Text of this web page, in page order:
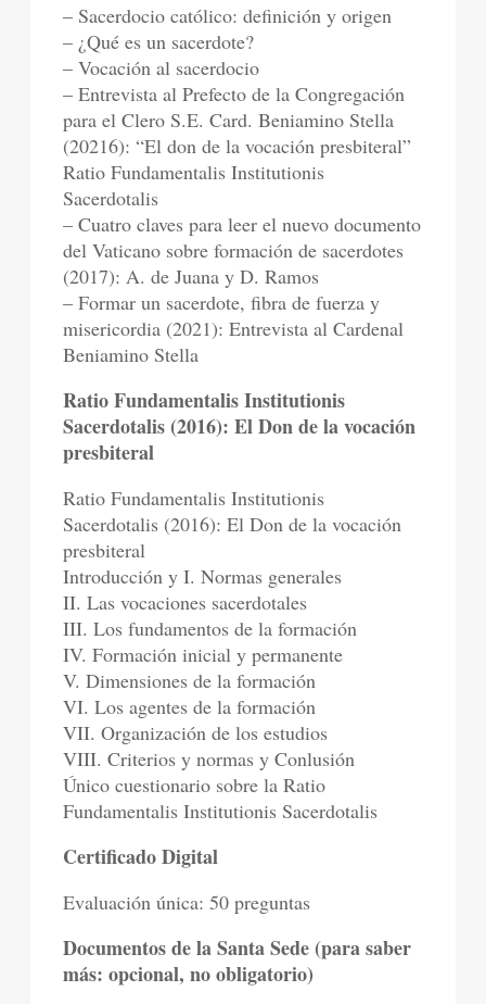
– Sacerdocio católico: definición y origen
– ¿Qué es un sacerdote?
– Vocación al sacerdocio
– Entrevista al Prefecto de la Congregación
para el Clero S.E. Card. Beniamino Stella
(20216): “El don de la vocación presbiteral”
Ratio Fundamentalis Institutionis
Sacerdotalis
– Cuatro claves para leer el nuevo documento
del Vaticano sobre formación de sacerdotes
(2017): A. de Juana y D. Ramos
– Formar un sacerdote, fibra de fuerza y
misericordia (2021): Entrevista al Cardenal
Beniamino Stella
Ratio Fundamentalis Institutionis
Sacerdotalis (2016): El Don de la vocación
presbiteral
Ratio Fundamentalis Institutionis
Sacerdotalis (2016): El Don de la vocación
presbiteral
Introducción y I. Normas generales
II. Las vocaciones sacerdotales
III. Los fundamentos de la formación
IV. Formación inicial y permanente
V. Dimensiones de la formación
VI. Los agentes de la formación
VII. Organización de los estudios
VIII. Criterios y normas y Conlusión
Único cuestionario sobre la Ratio
Fundamentalis Institutionis Sacerdotalis
Certificado Digital
Evaluación única: 50 preguntas
Documentos de la Santa Sede (para saber
más: opcional, no obligatorio)